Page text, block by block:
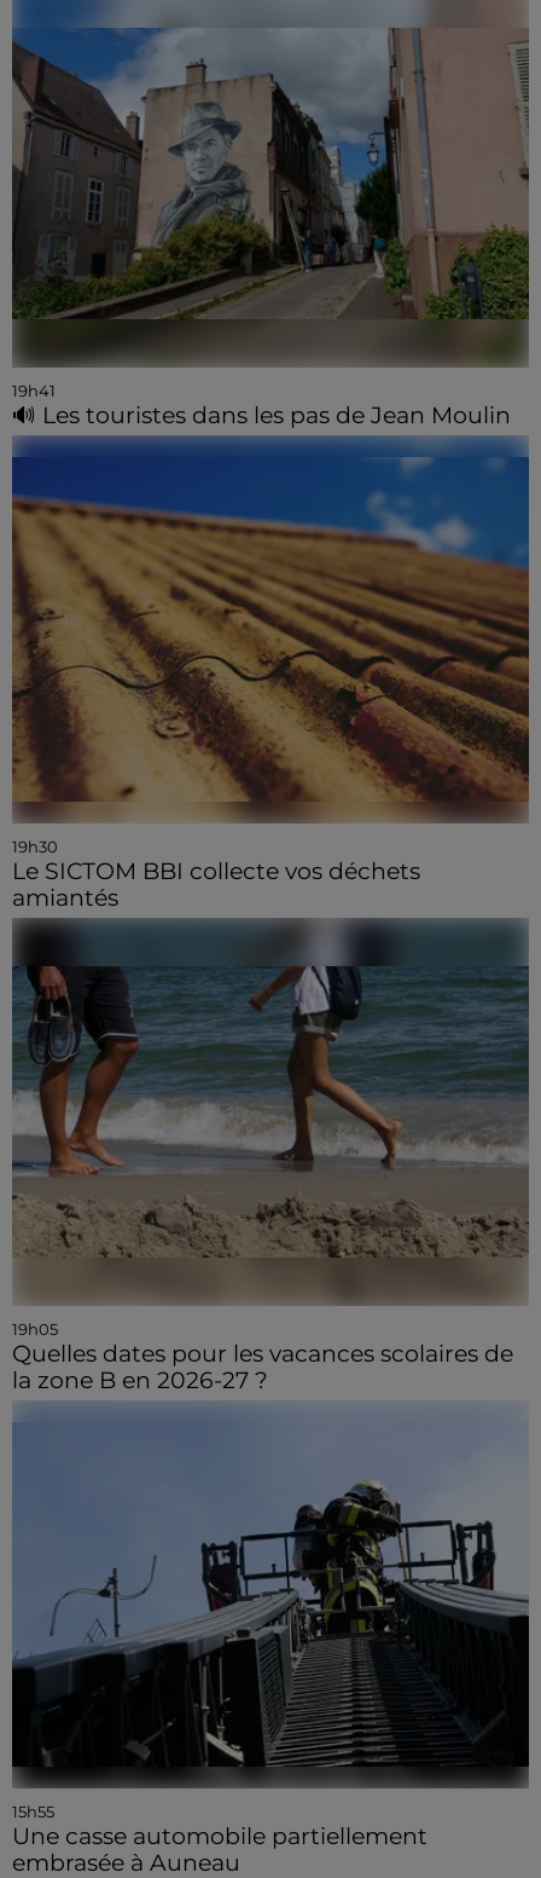
19h41
🔊 Les touristes dans les pas de Jean Moulin
19h30
Le SICTOM BBI collecte vos déchets
amiantés
19h05
Quelles dates pour les vacances scolaires de
la zone B en 2026-27 ?
15h55
Une casse automobile partiellement
embrasée à Auneau